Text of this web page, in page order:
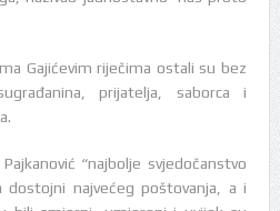
Gajićevim riječima ostali su bez
prijatelja, saborca i
“najbolje svjedočanstvo
najvećeg poštovanja, a i